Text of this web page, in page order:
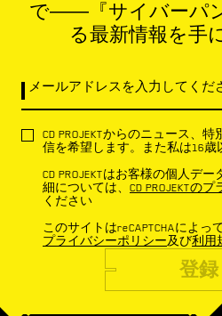
で――『サイバーパ
る最新情報を手
メールアドレスを入力してくだ
CD PROJEKTからのニュース、
信を希望します。また私は16歳
CD PROJEKTはお客様の個人デ
細については、 CD PROJEKTの
ください
このサイトはreCAPTCHAによっ
プライバシーポリシー及び利用
登録